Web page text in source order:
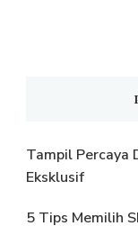
Tampil Percaya
Eksklusif
5 Tips Memilih